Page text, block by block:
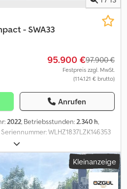
- SWA33
95.900 €97.900 €
Festpreis zzgl. MwSt.
(114.121 € brutto)
Anrufen
2022, Betriebsstunden:2.340 h,
Seriennummer: WLHZ1837LZK146353
ca. 2.340 h
Rückraum- und Seitenüberwachung
ca. 2.500 mm Abstützschild geteilt
1.850 mm
Absyul Rce Rjrf Anbaugeräte:
Kleinanzeige